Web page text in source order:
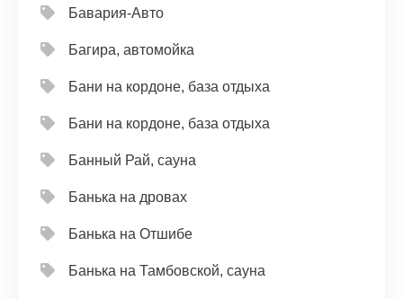
Бавария-Авто
Багира, автомойка
Бани на кордоне, база отдыха
Бани на кордоне, база отдыха
Банный Рай, сауна
Банька на дровах
Банька на Отшибе
Банька на Тамбовской, сауна